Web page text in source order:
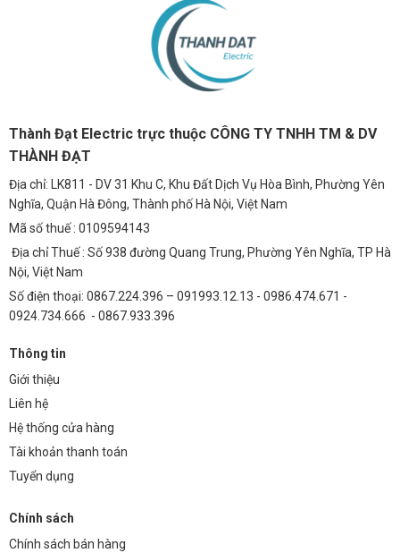
Thành Đạt Electric trực thuộc CÔNG TY TNHH TM & DV
THÀNH ĐẠT
Địa chỉ: LK811 - DV 31 Khu C, Khu Đất Dịch Vụ Hòa Bình, Phường Yên
Nghĩa, Quận Hà Đông, Thành phố Hà Nội, Việt Nam
Mã số thuế : 0109594143
Địa chỉ Thuế : Số 938 đường Quang Trung, Phường Yên Nghĩa, TP Hà
Nội, Việt Nam
Số điện thoại: 0867.224.396 – 091993.12.13 - 0986.474.671 -
0924.734.666 - 0867.933.396
Thông tin
Giới thiệu
Liên hệ
Hệ thống cửa hàng
Tài khoản thanh toán
Tuyển dụng
Chính sách
Chính sách bán hàng